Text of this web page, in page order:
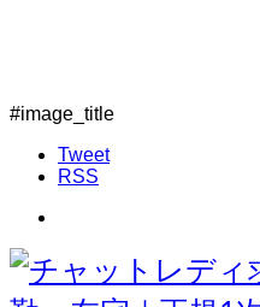
#image_title
Tweet
RSS